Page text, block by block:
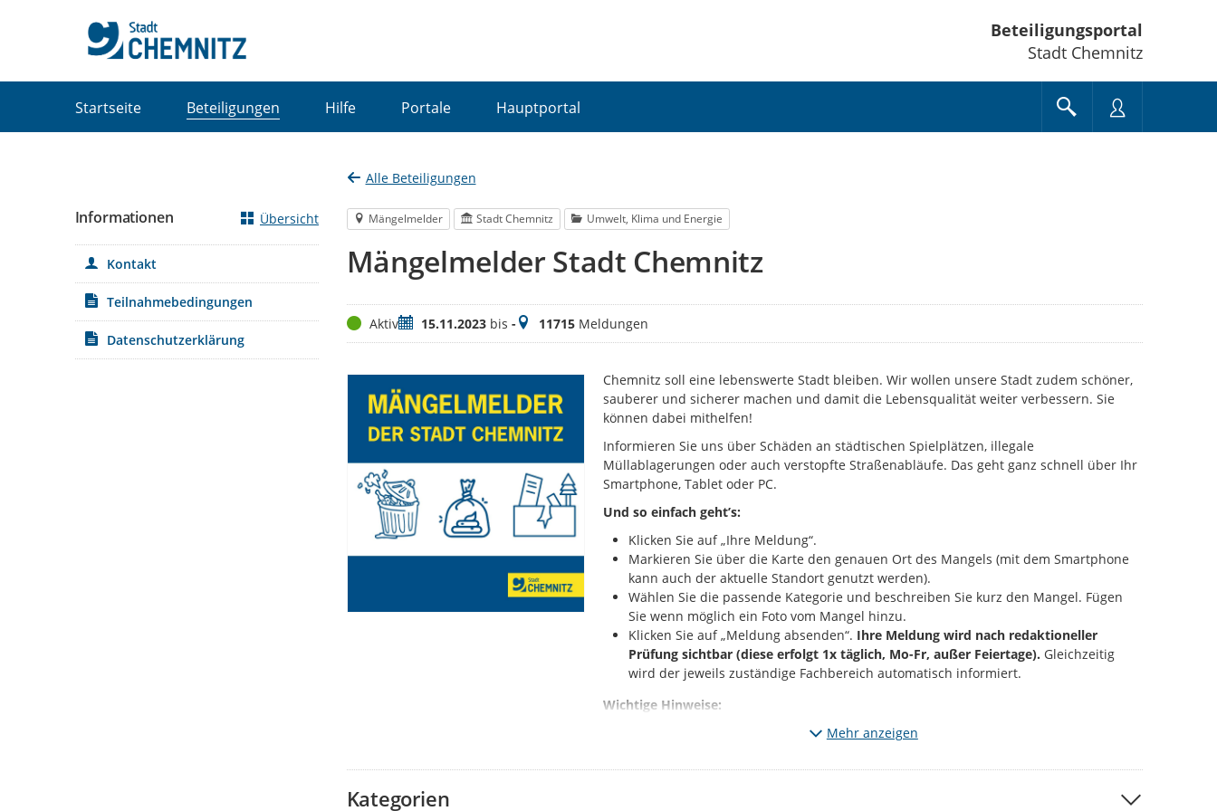
Beteiligungsportal
Stadt Chemnitz
Startseite Beteiligungen Hilfe Portale Hauptportal
Alle Beteiligungen
Mängelmelder Stadt Chemnitz Umwelt, Klima und Energie
Mängelmelder Stadt Chemnitz
StatusAktivZeitraum
15.11.2023bis -Meldungen
11715Meldungen
Chemnitz soll eine lebenswerte Stadt bleiben. Wir wollen unsere Stadt zudem schöner,
sauberer und sicherer machen und damit die Lebensqualität weiter verbessern. Sie
können dabei mithelfen!
Informieren Sie uns über Schäden an städtischen Spielplätzen, illegale
Müllablagerungen oder auch verstopfte Straßenabläufe. Das geht ganz schnell über Ihr
Smartphone, Tablet oder PC.
Und so einfach geht’s:
Klicken Sie auf „Ihre Meldung“.
Markieren Sie über die Karte den genauen Ort des Mangels (mit dem Smartphone
kann auch der aktuelle Standort genutzt werden).
Wählen Sie die passende Kategorie und beschreiben Sie kurz den Mangel. Fügen
Sie wenn möglich ein Foto vom Mangel hinzu.
Klicken Sie auf „Meldung absenden“. Ihre Meldung wird nach redaktioneller
Prüfung sichtbar (diese erfolgt 1x täglich, Mo-Fr, außer Feiertage). Gleichzeitig
wird der jeweils zuständige Fachbereich automatisch informiert.
Wichtige Hinweise:
Melden Sie bitte nur solche Mängel, die den vorgegebenen Kategorien entsprechen.
Behördenrufnummer 115 oder per Mail and115@stadt-chemnitz.de
Mehr anzeigen
Kategorien
Informationen Übersicht
Kontakt
Teilnahmebedingungen
Datenschutzerklärung